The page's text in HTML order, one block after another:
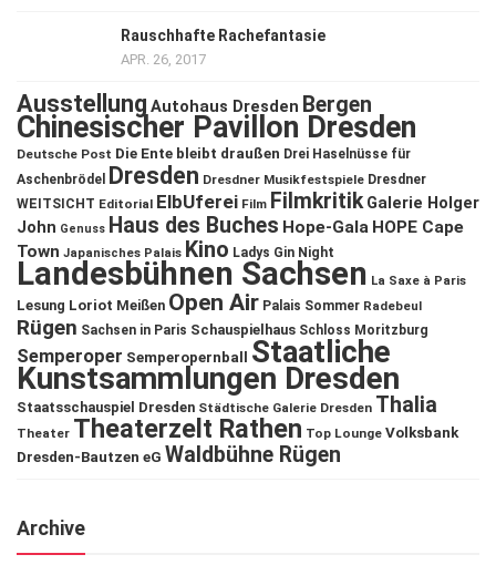
Rauschhafte Rachefantasie
APR. 26, 2017
Ausstellung Autohaus Dresden Bergen
Chinesischer Pavillon Dresden
Deutsche Post Die Ente bleibt draußen Drei Haselnüsse für
Aschenbrödel
Dresden Dresdner Musikfestspiele Dresdner
WEITSICHT Editorial ElbUferei Film Filmkritik Galerie Holger
John Genuss Haus des Buches Hope-Gala HOPE Cape
Town Japanisches Palais Kino Ladys Gin Night
Landesbühnen Sachsen La Saxe à Paris
Lesung Loriot Meißen Open Air Palais Sommer Radebeul
Rügen Sachsen in Paris Schauspielhaus Schloss Moritzburg
Semperoper Semperopernball Staatliche
Kunstsammlungen Dresden
Staatsschauspiel Dresden Städtische Galerie Dresden Thalia
Theater Theaterzelt Rathen Top Lounge Volksbank
Dresden-Bautzen eG Waldbühne Rügen
Archive